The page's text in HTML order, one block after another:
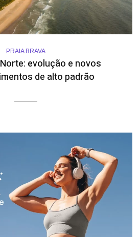
PRAIA BRAVA
evolução e novos
de alto padrão